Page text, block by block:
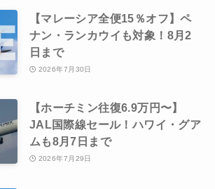
【マレーシア全便15％オフ】ペ
ナン・ランカウイも対象！8月2
日まで
2026年7月30日
【ホーチミン往復6.9万円〜】
JAL国際線セール！ハワイ・グア
ムも8月7日まで
2026年7月29日